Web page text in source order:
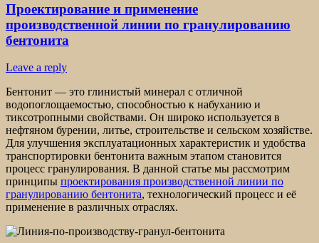
Проектирование и применение
производственной линии по гранулированию
бентонита
Leave a reply
Бентонит — это глинистый минерал с отличной
водопоглощаемостью, способностью к набуханию и
тиксотропными свойствами. Он широко используется в
нефтяном бурении, литье, строительстве и сельском хозяйстве.
Для улучшения эксплуатационных характеристик и удобства
транспортировки бентонита важным этапом становится
процесс гранулирования. В данной статье мы рассмотрим
принципы проектирования производственной линии по
гранулированию бентонита, технологический процесс и её
применение в различных отраслях.